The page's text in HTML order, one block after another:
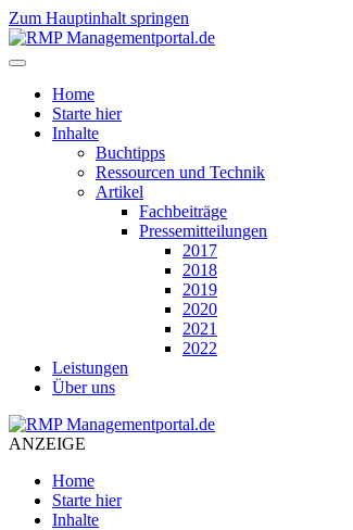
Zum Hauptinhalt springen
Home
Starte hier
Inhalte
Buchtipps
Ressourcen und Technik
Artikel
Fachbeiträge
Pressemitteilungen
2017
2018
2019
2020
2021
2022
Leistungen
Über uns
ANZEIGE
Home
Starte hier
Inhalte